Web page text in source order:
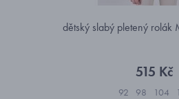
dětský slabý pletený rolák
515 Kč
92 98 104